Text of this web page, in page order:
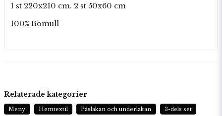
1 st 220x210 cm. 2 st 50x60 cm
100% Bomull
Relaterade kategorier
Meny Hemtextil Påslakan och underlakan 3-dels set